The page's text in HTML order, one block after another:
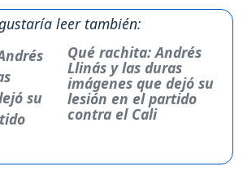
leer también:
Qué rachita: Andrés
Llinás y las duras
imágenes que dejó su
lesión en el partido
contra el Cali